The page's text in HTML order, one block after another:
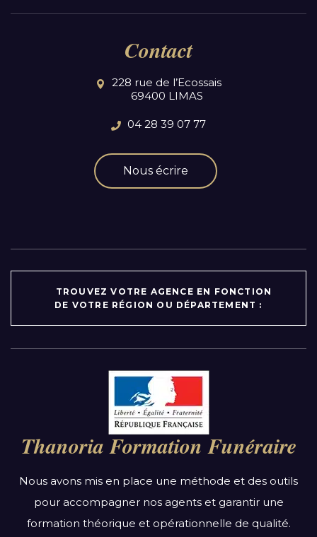
Contact
228 rue de l’Ecossais
69400 LIMAS
04 28 39 07 77
Nous écrire
TROUVEZ VOTRE AGENCE EN FONCTION
DE VOTRE RÉGION OU DÉPARTEMENT :
Auvergne-Rhône-Alpes
Bourgogne-Franche-Comté
Bretagne
Centre-Val de Loire
Grand Est
Hauts-de-France
Thanoria Formation Funéraire
Nous avons mis en place une méthode et des outils
pour accompagner nos agents et garantir une
formation théorique et opérationnelle de qualité.